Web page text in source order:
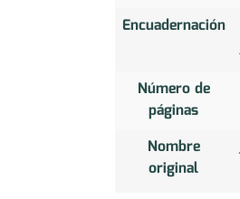
Encuadernación
Número de
páginas
Nombre
original